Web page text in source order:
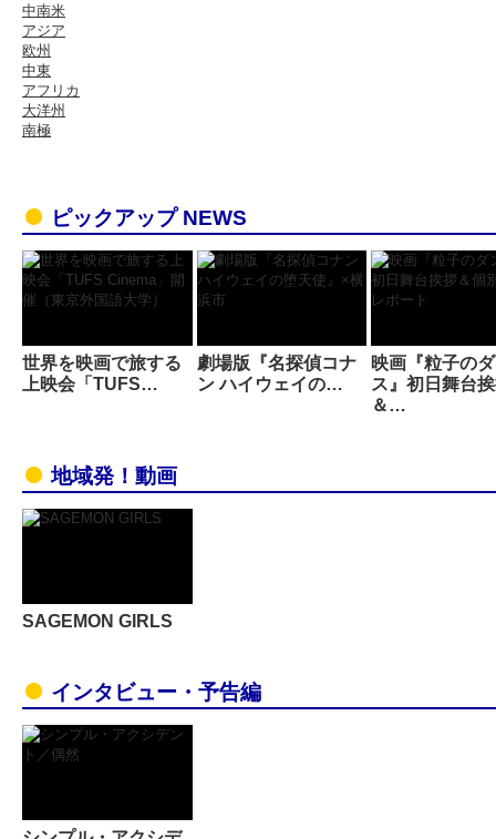
中南米
アジア
欧州
中東
アフリカ
大洋州
南極
ピックアップ NEWS
世界を映画で旅する
上映会「TUFS…
劇場版『名探偵コナ
ン ハイウェイの…
映画『粒子の
ス』初日舞台
＆…
地域発！動画
SAGEMON GIRLS
インタビュー・予告編